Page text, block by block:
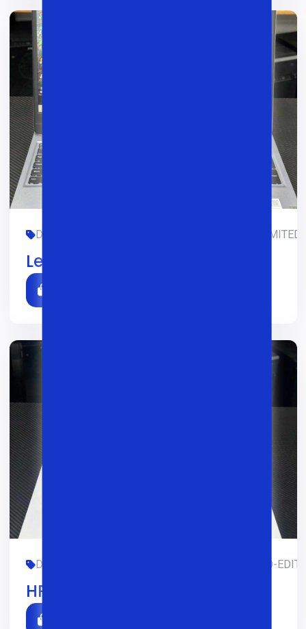
DIZAYN, FOYDALANILGAN, GAMING, LENOVO,
Lenovo Loq
DIZAYN, FOYDALANILGAN, GAMING, HP, LIMITED-
HP